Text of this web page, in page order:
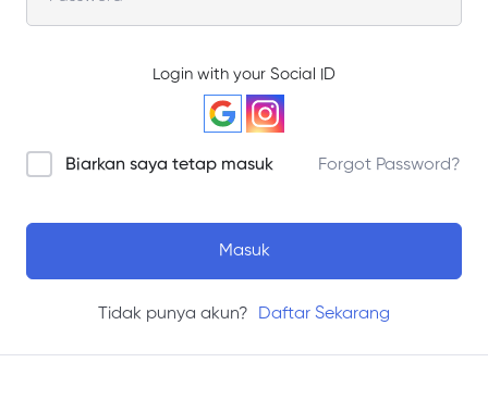
Login with your Social ID
Biarkan saya tetap masuk Forgot Password?
Masuk
Tidak punya akun? Daftar Sekarang